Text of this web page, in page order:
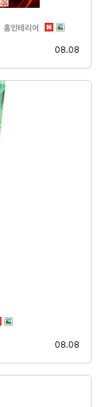
홈인테리어 분류
08.08
08.08